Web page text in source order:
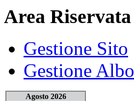
Area Riservata
Gestione Sito
Gestione Albo
Agosto 2026